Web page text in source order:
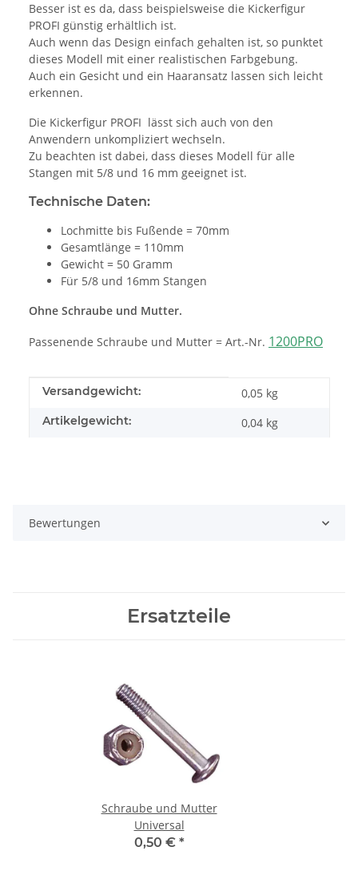
Besser ist es da, dass beispielsweise die Kickerfigur
PROFI günstig erhältlich ist.
Auch wenn das Design einfach gehalten ist, so punktet
dieses Modell mit einer realistischen Farbgebung.
Auch ein Gesicht und ein Haaransatz lassen sich leicht
erkennen.
Die Kickerfigur PROFI lässt sich auch von den
Anwendern unkompliziert wechseln.
Zu beachten ist dabei, dass dieses Modell für alle
Stangen mit 5/8 und 16 mm geeignet ist.
Technische Daten:
Lochmitte bis Fußende = 70mm
Gesamtlänge = 110mm
Gewicht = 50 Gramm
Für 5/8 und 16mm Stangen
Ohne Schraube und Mutter.
Passenende Schraube und Mutter = Art.-Nr. 1200PRO
Produkteigenschaft
Wert
Versandgewicht: 0,05 kg
Artikelgewicht: 0,04 kg
Bewertungen
Ersatzteile
Schraube und Mutter
Universal
0,50 € *